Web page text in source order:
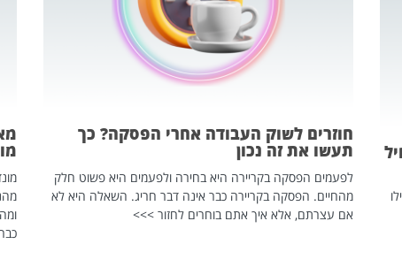
חוזרים לשוק העבודה אחרי הפסקה? כך
תעשו את זה נכון
לפעמים הפסקה בקריירה היא בחירה ולפעמים היא פשוט חלק
מהחיים. הפסקה בקריירה כבר אינה דבר חריג. השאלה היא לא
אם עצרתם, אלא איך אתם בוחרים לחזור >>>